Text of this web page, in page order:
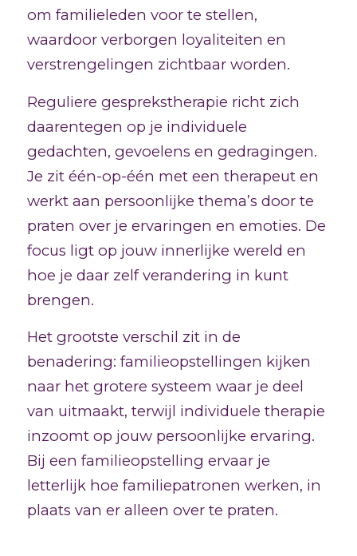
om familieleden voor te stellen,
waardoor verborgen loyaliteiten en
verstrengelingen zichtbaar worden.
Reguliere gesprekstherapie richt zich
daarentegen op je individuele
gedachten, gevoelens en gedragingen.
Je zit één-op-één met een therapeut en
werkt aan persoonlijke thema’s door te
praten over je ervaringen en emoties. De
focus ligt op jouw innerlijke wereld en
hoe je daar zelf verandering in kunt
brengen.
Het grootste verschil zit in de
benadering: familieopstellingen kijken
naar het grotere systeem waar je deel
van uitmaakt, terwijl individuele therapie
inzoomt op jouw persoonlijke ervaring.
Bij een familieopstelling ervaar je
letterlijk hoe familiepatronen werken, in
plaats van er alleen over te praten.